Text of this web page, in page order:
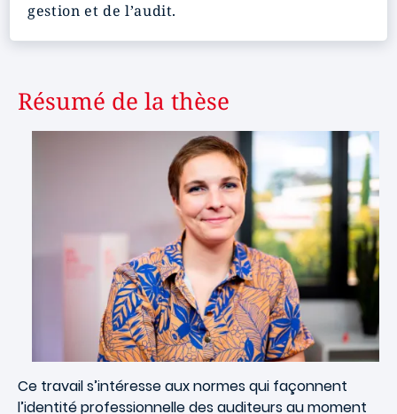
gestion et de l’audit.
Résumé de la thèse
Ce travail s’intéresse aux normes qui façonnent
l’identité professionnelle des auditeurs au moment